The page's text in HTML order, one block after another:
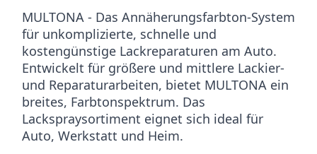
MULTONA - Das Annäherungsfarbton-System
für unkomplizierte, schnelle und
kostengünstige Lackreparaturen am Auto.
Entwickelt für größere und mittlere Lackier-
und Reparaturarbeiten, bietet MULTONA ein
breites, Farbtonspektrum. Das
Lackspraysortiment eignet sich ideal für
Auto, Werkstatt und Heim.